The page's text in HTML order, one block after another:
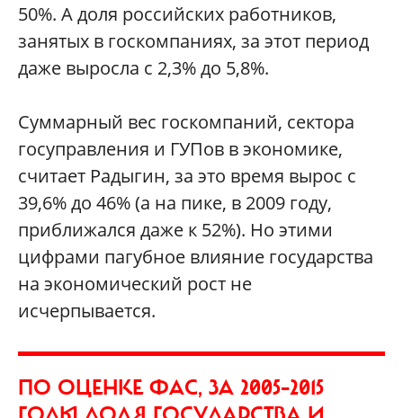
50%. А доля российских работников,
занятых в госкомпаниях, за этот период
даже выросла с 2,3% до 5,8%.
Суммарный вес госкомпаний, сектора
госуправления и ГУПов в экономике,
считает Радыгин, за это время вырос с
39,6% до 46% (а на пике, в 2009 году,
приближался даже к 52%). Но этими
цифрами пагубное влияние государства
на экономический рост не
исчерпывается.
ПО ОЦЕНКЕ ФАС, ЗА 2005–2015